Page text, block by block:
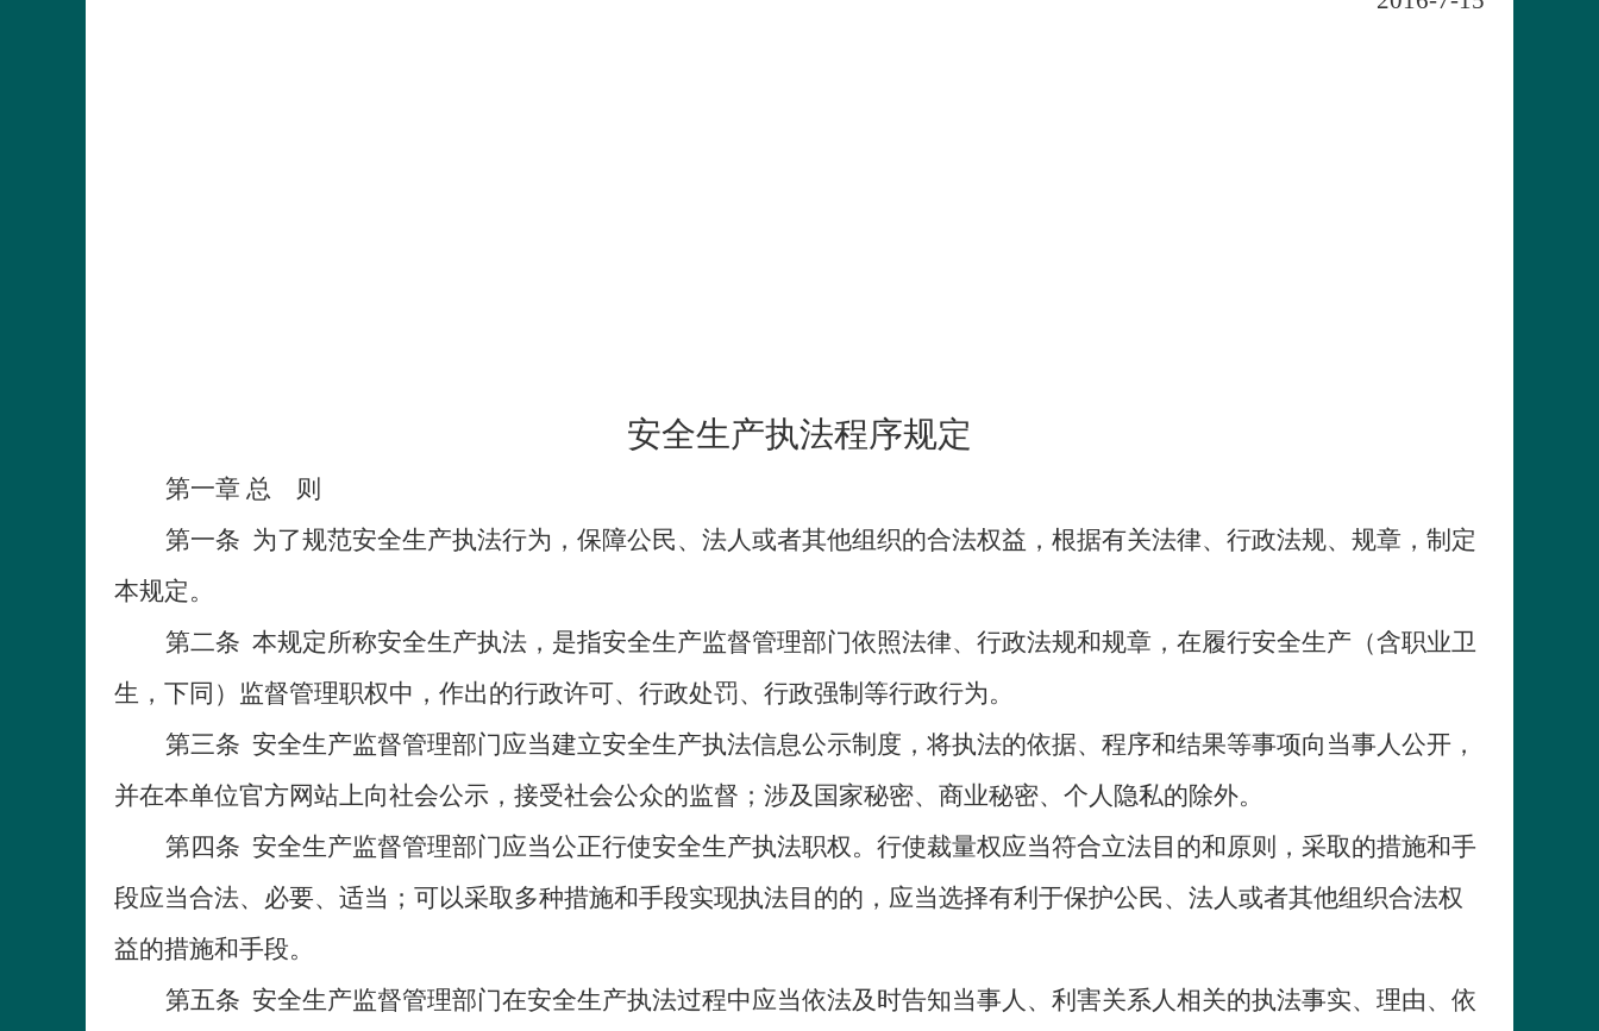
安全生产执法程序规定
第一章 总 则
第一条 为了规范安全生产执法行为，保障公民、法人或者其他组织的合法权益，根据有关法律、行政法规、规章，制定
本规定。
第二条 本规定所称安全生产执法，是指安全生产监督管理部门依照法律、行政法规和规章，在履行安全生产（含职业卫
生，下同）监督管理职权中，作出的行政许可、行政处罚、行政强制等行政行为。
第三条 安全生产监督管理部门应当建立安全生产执法信息公示制度，将执法的依据、程序和结果等事项向当事人公开，
并在本单位官方网站上向社会公示，接受社会公众的监督；涉及国家秘密、商业秘密、个人隐私的除外。
第四条 安全生产监督管理部门应当公正行使安全生产执法职权。行使裁量权应当符合立法目的和原则，采取的措施和手
段应当合法、必要、适当；可以采取多种措施和手段实现执法目的的，应当选择有利于保护公民、法人或者其他组织合法权
益的措施和手段。
第五条 安全生产监督管理部门在安全生产执法过程中应当依法及时告知当事人、利害关系人相关的执法事实、理由、依